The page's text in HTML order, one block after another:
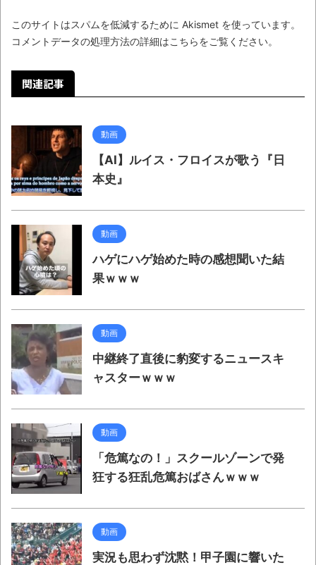
このサイトはスパムを低減するために Akismet を使っています。
コメントデータの処理方法の詳細はこちらをご覧ください。
関連記事
動画
【AI】ルイス・フロイスが歌う『日
本史』
動画
ハゲにハゲ始めた時の感想聞いた結
果ｗｗｗ
動画
中継終了直後に豹変するニュースキ
ャスターｗｗｗ
動画
「危篤なの！」スクールゾーンで発
狂する狂乱危篤おばさんｗｗｗ
動画
実況も思わず沈黙！甲子園に響いた